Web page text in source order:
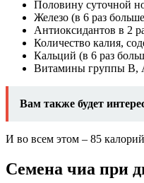
Половину суточной
Железо (в 6 раз
Антиоксидантов в 2
Количество калия,
Кальций (в 6 раз
Витамины группы В,
Вам также будет
И во всем этом – 85
Семена чиа при